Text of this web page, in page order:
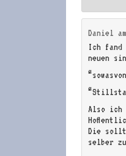
Daniel
Ich fand
neuen
Also ich
Die
selber